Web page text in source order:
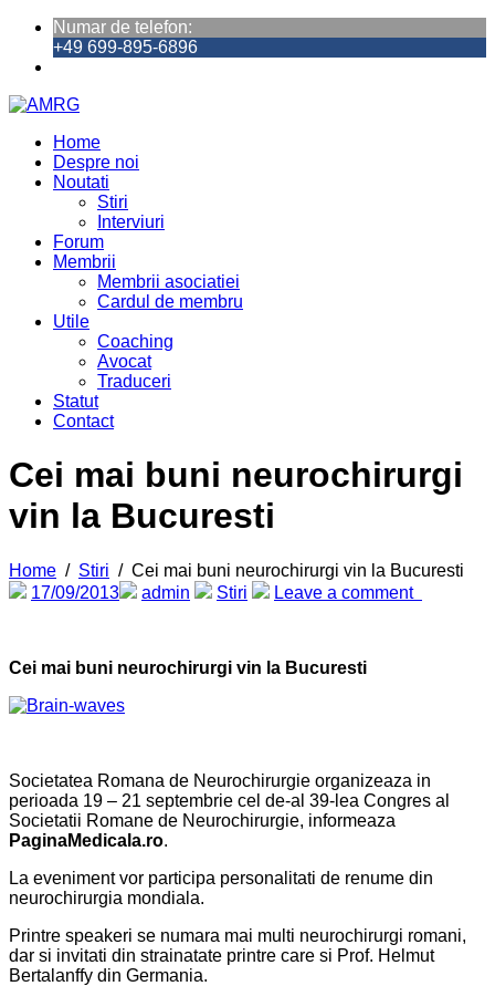
Numar de telefon:
+49 699-895-6896
Home
Despre noi
Noutati
Stiri
Interviuri
Forum
Membrii
Membrii asociatiei
Cardul de membru
Utile
Coaching
Avocat
Traduceri
Statut
Contact
Cei mai buni neurochirurgi
vin la Bucuresti
Home / Stiri / Cei mai buni neurochirurgi vin la Bucuresti
17/09/2013
admin Stiri Leave a comment
Cei mai buni neurochirurgi vin la Bucuresti
Societatea Romana de Neurochirurgie organizeaza in
perioada 19 – 21 septembrie cel de-al 39-lea Congres al
Societatii Romane de Neurochirurgie, informeaza
PaginaMedicala.ro.
La eveniment vor participa personalitati de renume din
neurochirurgia mondiala.
Printre speakeri se numara mai multi neurochirurgi romani,
dar si invitati din strainatate printre care si Prof. Helmut
Bertalanffy din Germania.